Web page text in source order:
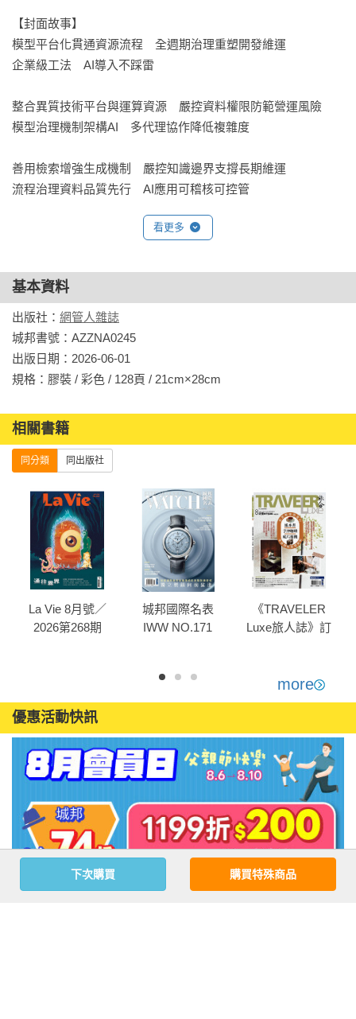
【封面故事】
模型平台化貫通資源流程　全週期治理重塑開發維運
企業級工法　AI導入不踩雷
整合異質技術平台與運算資源　嚴控資料權限防範營運風險
模型治理機制架構AI　多代理協作降低複雜度
善用檢索增強生成機制　嚴控知識邊界支撐長期維運
流程治理資料品質先行　AI應用可稽核可控管
整合異質GPU資源　強化推論服務與生命週期
多代理人協作優化SDLC　減輕技術債銜接技能斷層
數位員工融入開發週期　內建治理加速軟體交付
【深度學習】
從安裝到設定一次搞懂　微軟提供IT維運好幫手
【技術論壇】
主控台高效率後續易維運　告別Prism Element逐台調度
LM Studio補足生成模型盲區　Ragas評分量化AI品質
企業AI導入可信RAG架構　查資料再答消弭幻覺(上)
【名家專欄】
資料保護攸關網路韌性
金融AI技術轉型安全先行
檔案無毒化守護供應鏈
【產業趨勢】
傳統運算將與量子長期共存　後量子治理從資產盤點起步
氣冷GPU搭配CPU浸沒冷卻　打造AI研發永續基礎
聯發科啟用研發資料中心　高算力支援未來成長
從靜態合規轉向動態韌性　第三方風險管理成焦點
看更多
基本資料
出版社： 網管人雜誌
城邦書號：AZZNA0245
出版日期：2026-06-01
規格：膠裝 / 彩色 / 128頁 / 21cm×28cm
相關書籍
同分類 同出版社
La Vie 8月號／
2026第268期
城邦國際名表
IWW NO.171
《TRAVELER
Luxe旅人誌》訂
贈2期 享好禮《出
發！首爾自助旅
看就懂 旅遊圖解
Step by Step+出
發!京阪神自助旅
行2023-2024：一
看就懂旅遊圖解
Step by Step》書
籍
more
優惠活動快訊
下次購買 購買特殊商品